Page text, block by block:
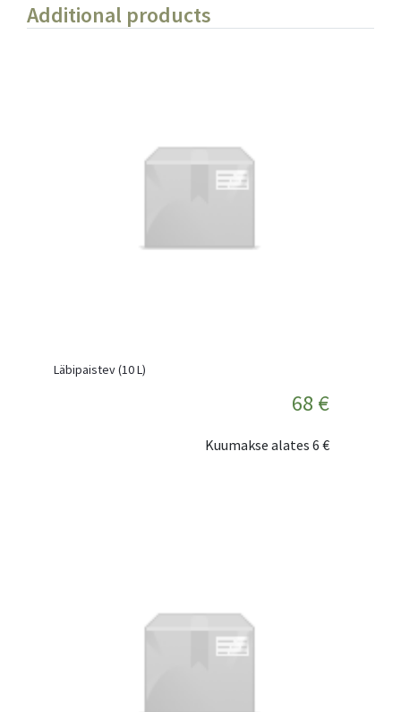
Additional products
Läbipaistev (10 L)
68 €
Kuumakse alates 6 €